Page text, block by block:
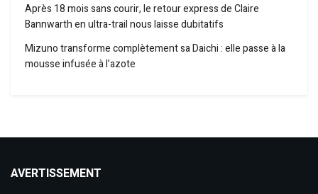
Après 18 mois sans courir, le retour express de Claire
Bannwarth en ultra-trail nous laisse dubitatifs
Mizuno transforme complètement sa Daichi : elle passe à la
mousse infusée à l’azote
AVERTISSEMENT